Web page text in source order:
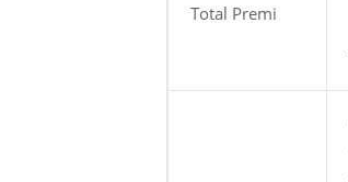
Total Premi